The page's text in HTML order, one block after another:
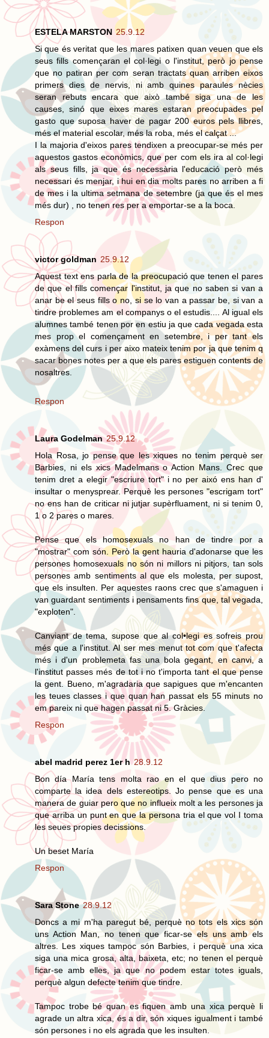
ESTELA MARSTON 25.9.12
Si que és veritat que les mares patixen quan veuen que els
seus fills començaran el col·legi o l'institut, però jo pense
que no patiran per com seran tractats quan arriben eixos
primers dies de nervis, ni amb quines paraules nècies
seran rebuts encara que això també siga una de les
causes, sinó que eixes mares estaran preocupades pel
gasto que suposa haver de pagar 200 euros pels llibres,
més el material escolar, més la roba, més el calçat ...
I la majoria d'eixos pares tendixen a preocupar-se més per
aquestos gastos econòmics, que per com els ira al col·legi
als seus fills, ja que és necessària l'educació però més
necessari és menjar, i hui en dia molts pares no arriben a fi
de mes i la ultima setmana de setembre (ja que és el mes
més dur) , no tenen res per a emportar-se a la boca.
Respon
victor goldman 25.9.12
Aquest text ens parla de la preocupació que tenen el pares
de que el fills començar l'institut, ja que no saben si van a
anar be el seus fills o no, si se lo van a passar be, si van a
tindre problemes am el companys o el estudis.... Al igual els
alumnes també tenen por en estiu ja que cada vegada esta
mes prop el començament en setembre, i per tant els
exàmens del curs i per aixo mateix tenim por ja que tenim q
sacar bones notes per a que els pares estiguen contents de
nosaltres.
Respon
Laura Godelman 25.9.12
Hola Rosa, jo pense que les xiques no tenim perquè ser
Barbies, ni els xics Madelmans o Action Mans. Crec que
tenim dret a elegir "escriure tort" i no per aixó ens han d'
insultar o menysprear. Perquè les persones "escrigam tort"
no ens han de criticar ni jutjar supèrfluament, ni si tenim 0,
1 o 2 pares o mares.
Pense que els homosexuals no han de tindre por a
"mostrar" com són. Però la gent hauria d'adonarse que les
persones homosexuals no són ni millors ni pitjors, tan sols
persones amb sentiments al que els molesta, per supost,
que els insulten. Per aquestes raons crec que s'amaguen i
van guardant sentiments i pensaments fins que, tal vegada,
"exploten".
Canviant de tema, supose que al col•legi es sofreis prou
més que a l'institut. Al ser mes menut tot com que t'afecta
més i d'un problemeta fas una bola gegant, en canvi, a
l'institut passes més de tot i no t'importa tant el que pense
la gent. Bueno, m'agradaria que sapigues que m'encanten
les teues classes i que quan han passat els 55 minuts no
em pareix ni que hagen passat ni 5. Gràcies.
Respon
abel madrid perez 1er h 28.9.12
Bon día María tens molta rao en el que dius pero no
comparte la idea dels estereotips. Jo pense que es una
manera de guiar pero que no influeix molt a les persones ja
que arriba un punt en que la persona tria el que vol I toma
les seues propies decissions.
Un beset María
Respon
Sara Stone 28.9.12
Doncs a mi m'ha paregut bé, perquè no tots els xics són
uns Action Man, no tenen que ficar-se els uns amb els
altres. Les xiques tampoc són Barbies, i perquè una xica
siga una mica grosa, alta, baixeta, etc; no tenen el perquè
ficar-se amb elles, ja que no podem estar totes iguals,
perquè algun defecte tenim que tindre.
Tampoc trobe bé quan es fiquen amb una xica perquè li
agrade un altra xica, és a dir, són xiques igualment i també
són persones i no els agrada que les insulten.